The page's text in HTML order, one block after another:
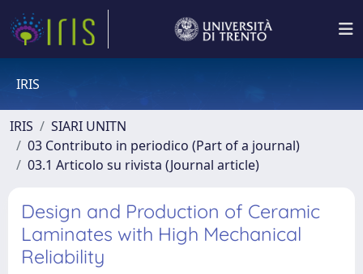
IRIS
IRIS
SIARI UNITN
03 Contributo in periodico (Part of a journal)
03.1 Articolo su rivista (Journal article)
Design and Production of Ceramic
Laminates with High Mechanical
Reliability